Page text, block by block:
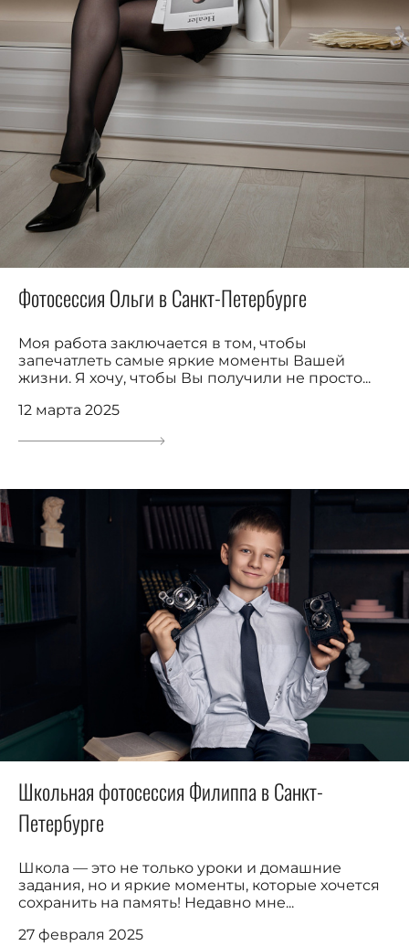
Фотосессия Ольги в Санкт-Петербурге
Моя работа заключается в том, чтобы
запечатлеть самые яркие моменты Вашей
жизни. Я хочу, чтобы Вы получили не просто...
12 марта 2025
Школьная фотосессия Филиппа в Санкт-
Петербурге
Школа — это не только уроки и домашние
задания, но и яркие моменты, которые хочется
сохранить на память! Недавно мне...
27 февраля 2025